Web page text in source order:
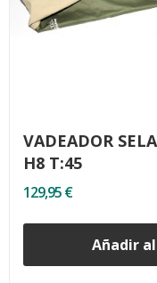
VADEADOR
H8 T:45
129,95 €
Añadir